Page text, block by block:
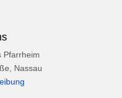
Pfarrheim
Nassau